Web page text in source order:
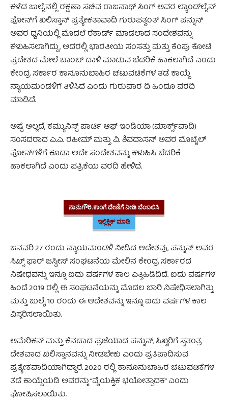
ಕಳೆದ ಜುಲೈನಲ್ಲಿ ರಕ್ಷಣಾ ಸಚಿವ ರಾಜನಾಥ್ ಸಿಂಗ್ ಅವರ ಲ್ಯಾಂಡ್‌ಲೈನ್‌
ಫೋನ್‌ಗೆ ಖಲಿಸ್ತಾನ್ ಪ್ರತ್ಯೇಕತಾವಾದಿ ಗುರುಪತ್ವಂತ್ ಸಿಂಗ್ ಪನ್ನುನ್
ಅವರ ಧ್ವನಿಯಲ್ಲಿ ಮೊದಲೆ ರೆಕಾರ್ಡ್ ಮಾಡಲಾದ ಸಂದೇಶವನ್ನು
ಕಳುಹಿಸಲಾಗಿದ್ದು, ಅದರಲ್ಲಿ ಭಾರತೀಯ ಸಂಸತ್ತು ಮತ್ತು ಕೆಂಪು ಕೋಟೆ
ಪ್ರದೇಶದ ಮೇಲೆ ಬಾಂಬ್ ದಾಳಿ ಮಾಡುವ ಬೆದರಿಕೆ ಹಾಕಲಾಗಿದೆ ಎಂದು
ಕೇಂದ್ರ ಸರ್ಕಾರ ಕಾನೂನುಬಾಹಿರ ಚಟುವಟಿಕೆಗಳ ತಡೆ ಕಾಯ್ದೆ
ನ್ಯಾಯಮಂಡಳಿಗೆ ತಿಳಿಸಿದೆ ಎಂದು ಗುರುವಾರ ದಿ ಹಿಂದೂ ವರದಿ
ಮಾಡಿದೆ.
ಅಷ್ಟೆ ಅಲ್ಲದೆ, ಕಮ್ಯುನಿಸ್ಟ್ ಪಾರ್ಟಿ ಆಫ್ ಇಂಡಿಯಾ (ಮಾರ್ಕ್ಸ್‌ವಾದಿ)
ಸಂಸದರಾದ ಎ.ಎ. ರಹೀಮ್ ಮತ್ತು ವಿ. ಶಿವದಾಸನ್ ಅವರ ಮೊಬೈಲ್
ಫೋನ್‌ಗಳಿಗೆ ಕೂಡಾ ಅದೇ ಸಂದೇಶವನ್ನು ಕಳುಹಿಸಿ ಬೆದರಿಕೆ
ಹಾಕಲಾಗಿದೆ ಎಂದು ಪತ್ರಿಕೆಯ ವರದಿ ಹೇಳಿದೆ.
ನಾನುಗೌರಿ.ಕಾಂಗೆ ದೇಣಿಗೆ ನೀಡಿ ಬೆಂಬಲಿಸಿ
ಇಲ್ಲಿಕ್ಲಿಕ್ ಮಾಡಿ
ಜನವರಿ 27 ರಂದು ನ್ಯಾಯಮಂಡಳಿ ನೀಡಿದ ಆದೇಶವು, ಪನ್ನುನ್ ಅವರ
ಸಿಖ್ಸ್ ಫಾರ್ ಜಸ್ಟೀಸ್ ಸಂಘಟನೆಯ ಮೇಲಿನ ಕೇಂದ್ರ ಸರ್ಕಾರದ
ನಿಷೇಧವನ್ನು ಇನ್ನೂ ಐದು ವರ್ಷಗಳ ಕಾಲ ಎತ್ತಿಹಿಡಿದಿದೆ. ಐದು ವರ್ಷಗಳ
ಹಿಂದೆ 2019 ರಲ್ಲಿ ಈ ಸಂಘಟನೆಯನ್ನು ಮೊದಲ ಬಾರಿ ನಿಷೇಧಿಸಲಾಗಿತ್ತು
ಮತ್ತು ಜುಲೈ 10 ರಂದು ಈ ಆದೇಶವನ್ನು ಇನ್ನೂ ಐದು ವರ್ಷಗಳ ಕಾಲ
ವಿಸ್ತರಿಸಲಾಯಿತು.
ಅಮೆರಿಕನ್ ಮತ್ತು ಕೆನಡಾದ ಪ್ರಜೆಯಾದ ಪನ್ನುನ್, ಸಿಖ್ಖರಿಗೆ ಸ್ವತಂತ್ರ
ದೇಶವಾದ ಖಲಿಸ್ತಾನವನ್ನು ನೀಡಬೇಕು ಎಂದು ಪ್ರತಿಪಾದಿಸುವ
ಪ್ರತ್ಯೇಕವಾದಿಯಾಗಿದ್ದಾರೆ. 2020 ರಲ್ಲಿ ಕಾನೂನುಬಾಹಿರ ಚಟುವಟಿಕೆಗಳ
ತಡೆ ಕಾಯ್ದೆಯಡಿ ಅವರನ್ನು “ವೈಯಕ್ತಿಕ ಭಯೋತ್ಪಾದಕ” ಎಂದು
ಘೋಷಿಸಲಾಯಿತು.